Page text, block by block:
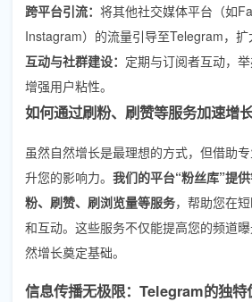
跨平台引流： 将其他社交媒体平台（如
Instagram）的流量引导至Telegram，扩
互动与社群建设： 定期与订阅者互动，
增强用户粘性。
如何通过刷粉、刷赞等服务加速增长
虽然自然增长是最理想的方式，但借助
升您的影响力。 我们的平台“粉丝库”提
粉、刷赞、刷浏览量等服务，帮助您在
和互动。这些服务不仅能提高您的频道
然增长奠定基础。
信息传播无极限：Telegram的独特